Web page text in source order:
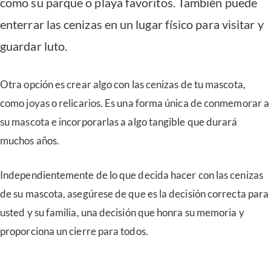
enterrar las cenizas en un lugar físico para visitar y
guardar luto.
Otra opción es crear algo con las cenizas de tu mascota,
como joyas o relicarios. Es una forma única de conmemorar a
su mascota e incorporarlas a algo tangible que durará
muchos años.
Independientemente de lo que decida hacer con las cenizas
de su mascota, asegúrese de que es la decisión correcta para
usted y su familia, una decisión que honra su memoria y
proporciona un cierre para todos.